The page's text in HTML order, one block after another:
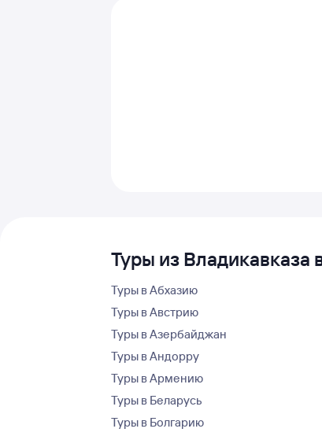
Туры из Владикавказа
Туры в Абхазию
Туры в Австрию
Туры в Азербайджан
Туры в Андорру
Туры в Армению
Туры в Беларусь
Туры в Болгарию